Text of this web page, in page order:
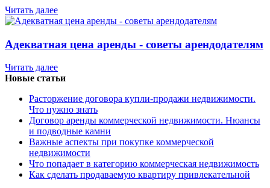
Читать далее
Адекватная цена аренды - советы арендодателям
Читать далее
Новые статьи
Расторжение договора купли-продажи недвижимости.
Что нужно знать
Договор аренды коммерческой недвижимости. Нюансы
и подводные камни
Важные аспекты при покупке коммерческой
недвижимости
Что попадает в категорию коммерческая недвижимость
Как сделать продаваемую квартиру привлекательной